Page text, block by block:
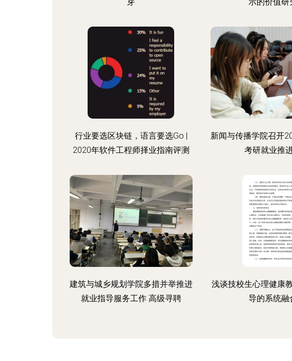
行业要选区块链，语言要选Go |
2020年软件工程师择业指南评测
新闻与传播学院召开
考研就业推
建筑与城乡规划学院多措并举推进
就业指导服务工作 高级寻聘
浅谈技校生心理健康
导的系统融